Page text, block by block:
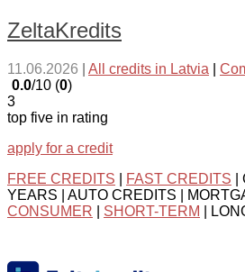
ZeltaKredits
11.06.2026 All credits in Latvia
0.0/10 (0)
3
top five in rating
apply for a credit
FREE CREDITS
FAST CREDITS
YEARS | AUTO CREDITS |
CONSUMER
SHORT-TERM |